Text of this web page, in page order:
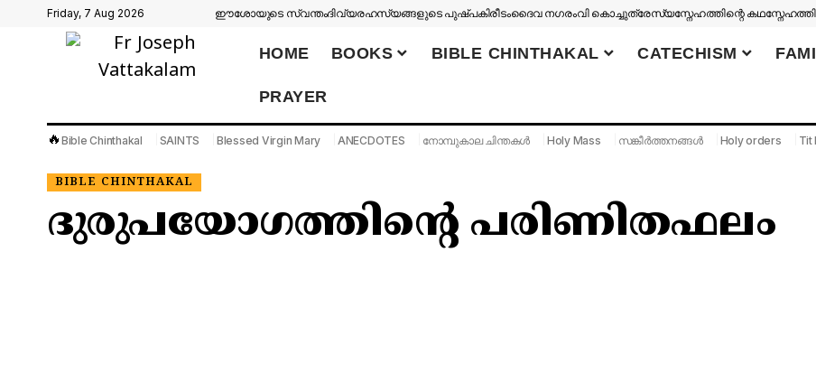
Friday, 7 Aug 2026 ഈശോയുടെ സ്വന്തംദിവ്യരഹസ്യങ്ങളുടെ പുഷ്പകിരീടംദൈവ നഗരംവി കൊച്ചുത്രേസ്യസ്നേഹത്തിന്റെ കഥ
HOME BOOKS BIBLE CHINTHAKAL CATECHISM
PRAYER
🔥 Bible Chinthakal SAINTS Blessed Virgin Mary ANECDOTES നോമ്പുകാല ചിന്തകൾ Holy Mass സങ്കീർത്തനങ്ങൾ Holy orders Tit
BIBLE CHINTHAKAL
ദുരുപയോഗത്തിന്റെ പരിണിതഫലം